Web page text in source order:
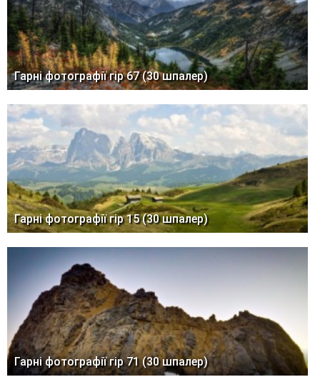
Гарні фотографії гір 67 (30 шпалер)
Гарні фотографії гір 15 (30 шпалер)
Гарні фотографії гір 71 (30 шпалер)